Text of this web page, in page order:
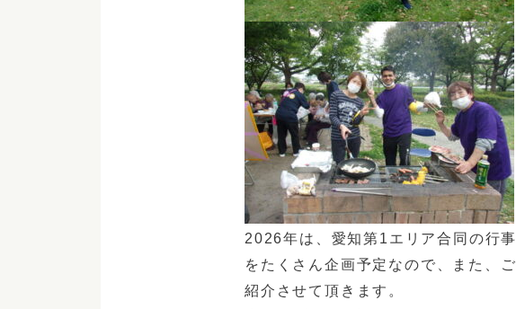
2026年は、愛知第1エリア合同の行事
をたくさん企画予定なので、また、ご
紹介させて頂きます。